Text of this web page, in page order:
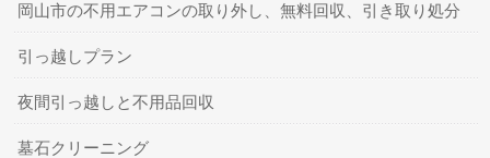
岡山市の不用エアコンの取り外し、無料回収、引き取り処分
引っ越しプラン
夜間引っ越しと不用品回収
墓石クリーニング